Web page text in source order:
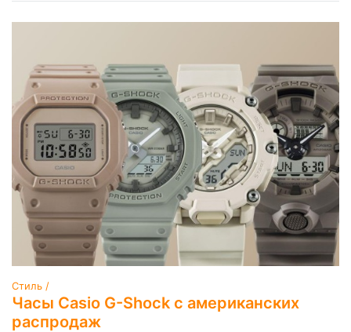
Стиль /
Часы Casio G-Shock с американских
распродаж